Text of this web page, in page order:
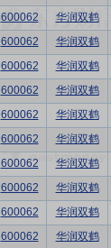
600062 华润双鹤
600062 华润双鹤
600062 华润双鹤
600062 华润双鹤
600062 华润双鹤
600062 华润双鹤
600062 华润双鹤
600062 华润双鹤
600062 华润双鹤
600062 华润双鹤